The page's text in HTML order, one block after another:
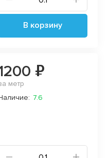
В корзину
₽
метр
7.6